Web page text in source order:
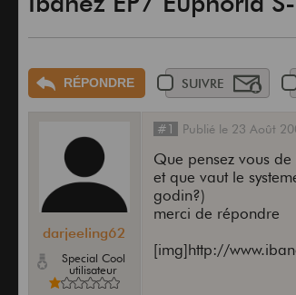
RÉPONDRE SUIVRE
darjeeling62
Special Cool
utilisateur
#1 Publié le 23 Août
Que pensez vous
et que vaut le
godin?)
merci de répondre
[img]http://